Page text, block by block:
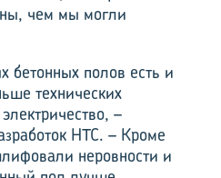
чем мы могли
бетонных полов есть и
технических
–
HTC. – Кроме
неровности и